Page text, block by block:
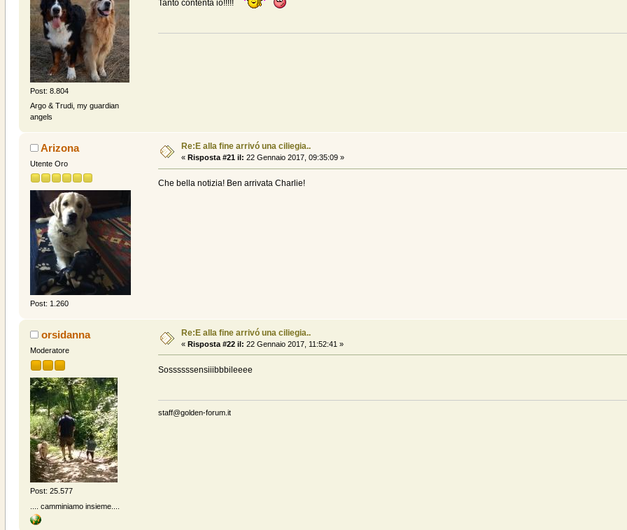
Post: 8.804
Argo & Trudi, my guardian
angels
Tanto contenta io!!!!!
Arizona
Utente Oro
Post: 1.260
Re:E alla fine arrivó una ciliegia..
« Risposta #21 il: 22 Gennaio 2017, 09:35:09 »
Che bella notizia! Ben arrivata Charlie!
orsidanna
Moderatore
Post: 25.577
.... camminiamo insieme....
Re:E alla fine arrivó una ciliegia..
« Risposta #22 il: 22 Gennaio 2017, 11:52:41 »
Sossssssensiiibbbileeee
staff@golden-forum.it